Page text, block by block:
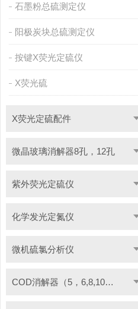
石墨粉总硫测定仪
阳极炭块总硫测定仪
按键X荧光定硫仪
X荧光硫
X荧光定硫配件
微晶玻璃消解器8孔，12孔
紫外荧光定硫仪
化学发光定氮仪
微机硫氯分析仪
COD消解器（5，6,8,10管）